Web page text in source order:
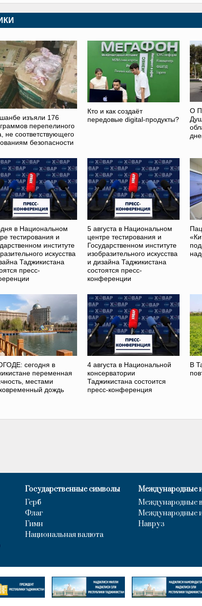
изъяли 176
перепелиного
не соответствующего
безопасности
Кто и как создаёт
передовые digital-продукты?
О
в Национальном
тестирования и
институте
искусства
Таджикистана
пресс-
5 августа в Национальном
центре тестирования и
Государственном институте
изобразительного искусства
и дизайна Таджикистана
состоятся пресс-
конференции
сегодня в
переменная
местами
дождь
4 августа в Национальной
консерватории
Таджикистана состоится
пресс-конференция
В
Государственные символы
Герб
Флаг
Гимн
Национальная валюта
Международные
Международные
Международные
Навруз